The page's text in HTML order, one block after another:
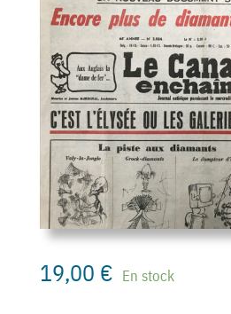
19,00 € En stock